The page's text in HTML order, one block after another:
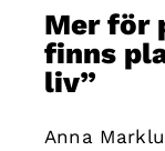
Mer för
finns
liv”
Anna